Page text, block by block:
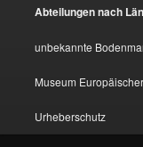
Abteilungen nach
unbekannte
Museum
Urheberschutz